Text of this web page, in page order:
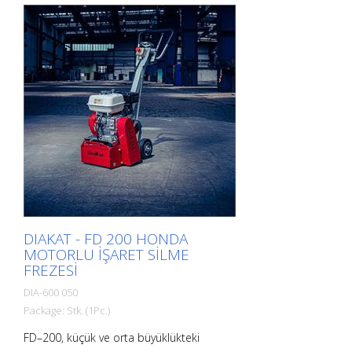
200 metre kaldırabilir. Borum®
LineEraser kompakttır ve manevra
yapması kolaydır. Çift kayış, üç bıçakla
donatılmış kesici kafayı tahrik eder. - İnce
katmanları (örneğin soğuk boya işaretleri)
kaldırmak için 48 pimli karbür bıçağı
kullanın. - Daha kalın katmanları (örn.
termoplastik) kaldırmak için 24 pimli
karbür bıçağı kullanın. Çalışma genişliği: 25
cm'ye (10 inç) kadar Motor: Briggs &
Stratton, 13,5 hp (10 Kw). 3 x 24 pimli
karbür bıçaklı kafa içerir
DIAKAT - FD 200 HONDA
MOTORLU IŞARET SILME
FREZESI
DIA-600 050
Package: Stk. (1Pc.)
FD–200, küçük ve orta büyüklükteki